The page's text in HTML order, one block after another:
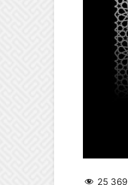
25 369